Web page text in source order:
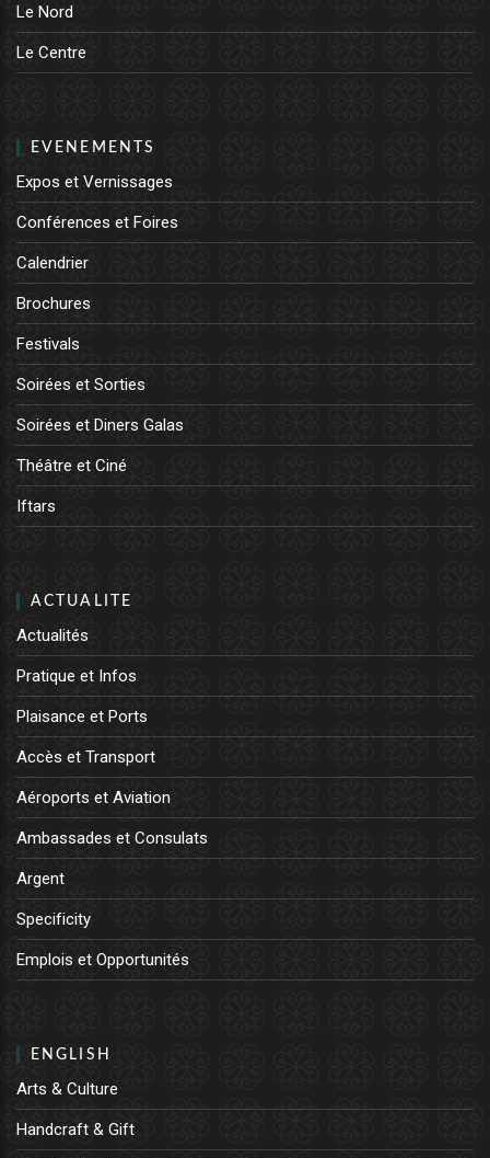
Le Nord
Le Centre
EVENEMENTS
Expos et Vernissages
Conférences et Foires
Calendrier
Brochures
Festivals
Soirées et Sorties
Soirées et Diners Galas
Théâtre et Ciné
Iftars
ACTUALITE
Actualités
Pratique et Infos
Plaisance et Ports
Accès et Transport
Aéroports et Aviation
Ambassades et Consulats
Argent
Specificity
Emplois et Opportunités
ENGLISH
Arts & Culture
Handcraft & Gift